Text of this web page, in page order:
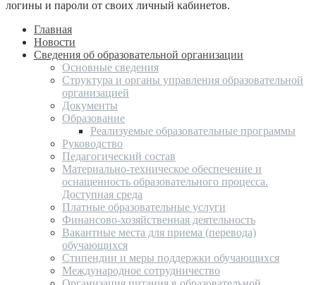
логины и пароли от своих личный кабинетов.
Главная
Новости
Сведения об образовательной организации
Основные сведения
Структура и органы управления образовательной
организацией
Документы
Образование
Реализуемые образовательные программы
Руководство
Педагогический состав
Материально-техническое обеспечение и
оснащенность образовательного процесса.
Доступная среда
Платные образовательные услуги
Финансово-хозяйственная деятельность
Вакантные места для приема (перевода)
обучающихся
Стипендии и меры поддержки обучающихся
Международное сотрудничество